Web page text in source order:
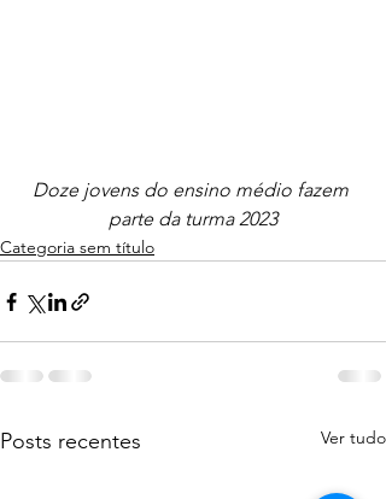
Doze jovens do ensino médio fazem
parte da turma 2023
Categoria sem título
Posts recentes Ver tudo